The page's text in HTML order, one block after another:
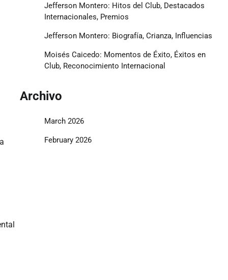
Jefferson Montero: Hitos del Club, Destacados
Internacionales, Premios
Jefferson Montero: Biografía, Crianza, Influencias
Moisés Caicedo: Momentos de Éxito, Éxitos en
Club, Reconocimiento Internacional
Archivo
March 2026
February 2026